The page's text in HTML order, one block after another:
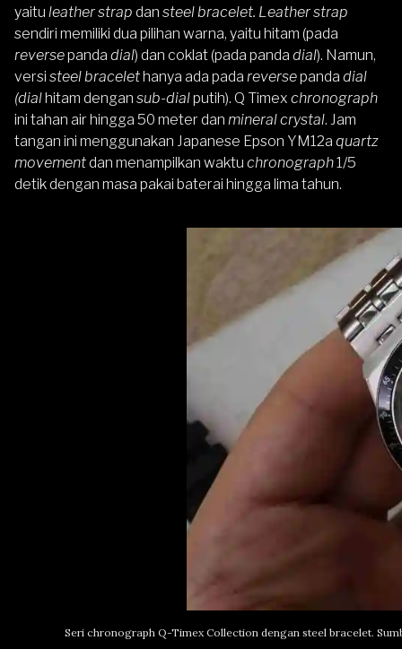
yaitu leather strap dan steel bracelet. Leather strap
sendiri memiliki dua pilihan warna, yaitu hitam (pada
reversepanda dial) dan coklat (pada panda dial). Namun,
versi steel bracelethanya ada pada reversepanda dial
(dialhitam dengan sub-dialputih). Q Timex chronograph
ini tahan air hingga 50 meter dan mineral crystal. Jam
tangan ini menggunakan Japanese Epson YM12a quartz
movementdan menampilkan waktu chronograph1/5
detik dengan masa pakai baterai hingga lima tahun.
Seri chronograph Q-Timex Collection dengan steel bracelet.